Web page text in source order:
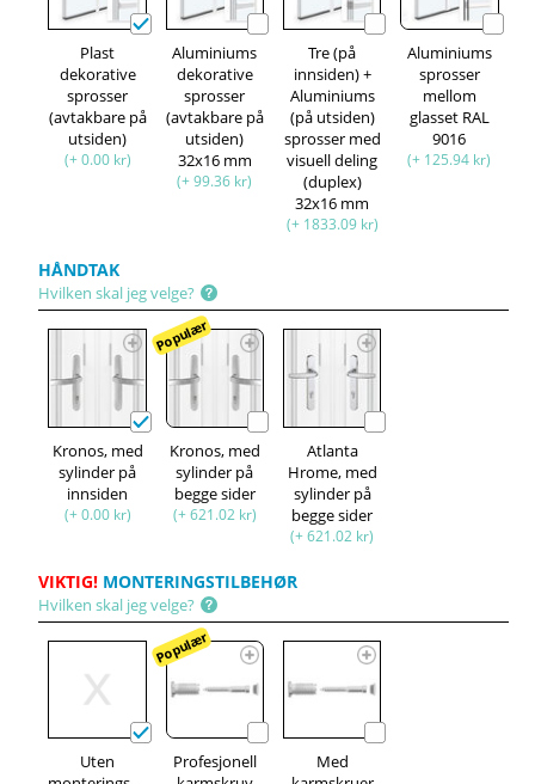
Plast
dekorative
sprosser
(avtakbare på
utsiden)
(+ 0.00 kr)
Aluminiums
dekorative
sprosser
(avtakbare på
utsiden)
32x16 mm
(+ 99.36 kr)
Tre (på
innsiden) +
Aluminiums
(på utsiden)
sprosser med
visuell deling
(duplex)
32x16 mm
(+ 1833.09 kr)
Aluminiums
sprosser
mellom
glasset RAL
9016
(+ 125.94 kr)
HÅNDTAK
Hvilken skal jeg velge?
Kronos, med
sylinder på
innsiden
(+ 0.00 kr)
Populær
Kronos, med
sylinder på
begge sider
(+ 621.02 kr)
Atlanta
Hrome, med
sylinder på
begge sider
(+ 621.02 kr)
VIKTIG! MONTERINGSTILBEHØR
Hvilken skal jeg velge?
Uten
Populær
Profesjonell
Med